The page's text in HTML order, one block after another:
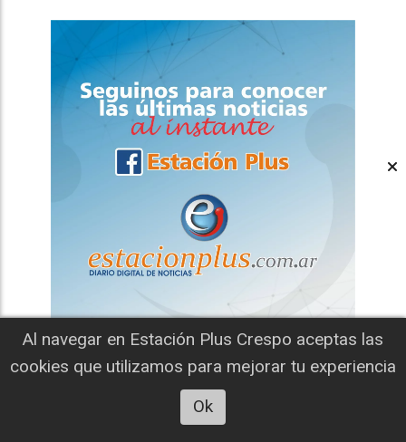
Al navegar en Estación Plus Crespo aceptas las
cookies que utilizamos para mejorar tu experiencia
Ok